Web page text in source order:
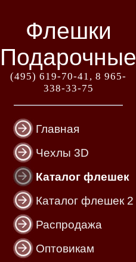
Флешки
Подарочные
(495) 619-70-41, 8 965-
338-33-75
Главная
Чехлы 3D
Каталог флешек
Каталог флешек 2
Распродажа
Оптовикам